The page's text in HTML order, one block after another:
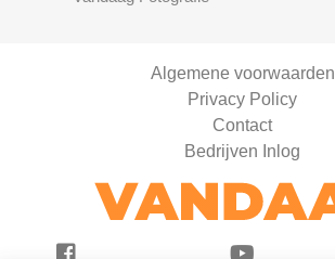
Algemene voorwaarden
Privacy Policy
Contact
Bedrijven Inlog